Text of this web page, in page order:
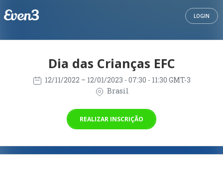
LOGIN
Dia das Crianças EFC
12/11/2022 – 12/01/2023 - 07:30 - 11:30 GMT-3
Brasil
REALIZAR INSCRIÇÃO